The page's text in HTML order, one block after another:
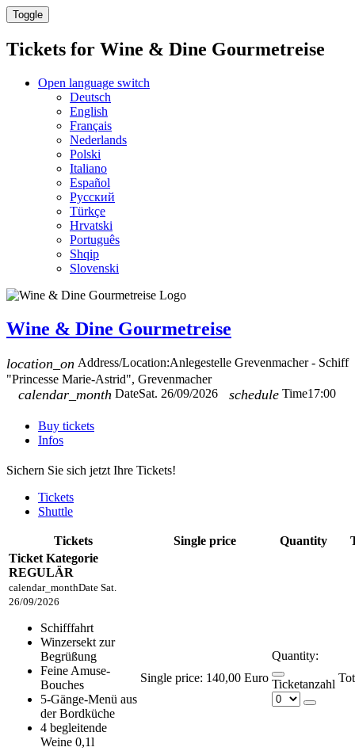
Toggle
Tickets for Wine & Dine Gourmetreise
Open language switch
Deutsch
English
Français
Nederlands
Polski
Italiano
Español
Русский
Türkçe
Hrvatski
Português
Shqip
Slovenski
Wine & Dine Gourmetreise
location_on Address/Location:Anlegestelle Grevenmacher - Schiff
"Princesse Marie-Astrid", Grevenmacher
calendar_month DateSat. 26/09/2026 schedule Time17:00
Buy tickets
Infos
Sichern Sie sich jetzt Ihre Tickets!
Tickets
Shuttle
Tickets Single price Quantity
Ticket Kategorie
REGULÄR
calendar_monthDate Sat.
26/09/2026
Schifffahrt
Winzersekt zur
Begrüßung
Feine Amuse-
Bouches
5-Gänge-Menü aus
der Bordküche
4 begleitende
Weine 0,1l
Single price: 140,00 Euro
Quantity:
Ticketanzahl